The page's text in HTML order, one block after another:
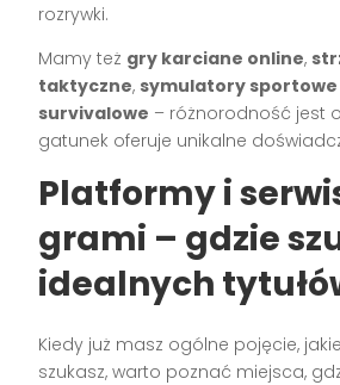
rozrywki.
Mamy też gry karciane online,
taktyczne, symulatory sportowe
survivalowe – różnorodność jest
gatunek oferuje unikalne
Platformy i
grami – gdzie
idealnych
Kiedy już masz ogólne pojęcie,
szukasz, warto poznać miejsca,